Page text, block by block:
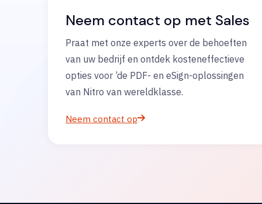
Neem contact op met Sales
Praat met onze experts over de behoeften
van uw bedrijf en ontdek kosteneffectieve
opties voor ’de PDF- en eSign-oplossingen
van Nitro van wereldklasse.
Neem contact op